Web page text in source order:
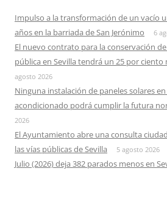
Impulso a la transformación de un vacío
años en la barriada de San Jerónimo
6
El nuevo contrato para la conservación
pública en Sevilla tendrá un 25 por ciento
agosto 2026
Ninguna instalación de paneles solares
acondicionado podrá cumplir la futura
2026
El Ayuntamiento abre una consulta
las vías públicas de Sevilla
5 agosto 2026
Julio (2026) deja 382 parados menos en